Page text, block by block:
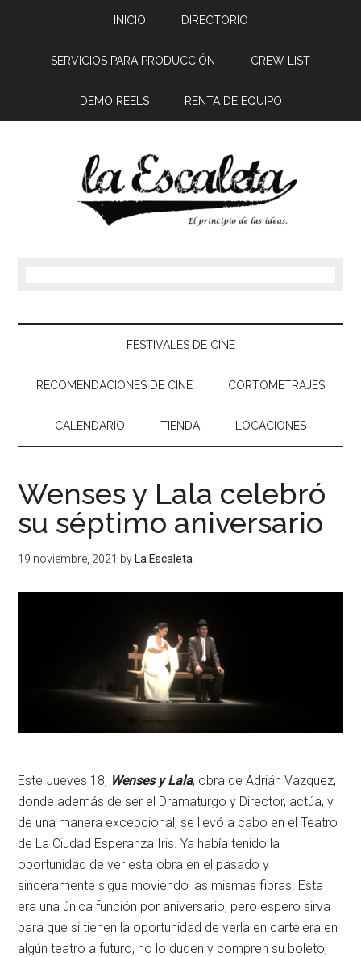
INICIO DIRECTORIO
SERVICIOS PARA PRODUCCIÓN CREW LIST
DEMO REELS RENTA DE EQUIPO
FESTIVALES DE CINE
RECOMENDACIONES DE CINE CORTOMETRAJES
CALENDARIO TIENDA LOCACIONES
Wenses y Lala celebró
su séptimo aniversario
19 noviembre, 2021 by La Escaleta
Este Jueves 18, Wenses y Lala, obra de Adrián Vazquez,
donde además de ser el Dramaturgo y Director, actúa, y
de una manera excepcional, se llevó a cabo en el Teatro
de La Ciudad Esperanza Iris. Ya había tenido la
oportunidad de ver esta obra en el pasado y
sinceramente sigue moviendo las mismas fibras. Esta
era una única función por aniversario, pero espero sirva
para que si tienen la oportunidad de verla en cartelera en
algún teatro a futuro, no lo duden y compren su boleto,